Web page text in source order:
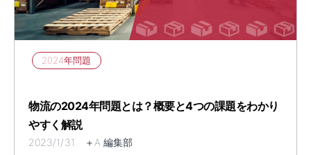
2024年問題
​​物流の2024年問題とは？概要と4つの課題をわかり
やすく解説​
2023/1/31 ＋A 編集部